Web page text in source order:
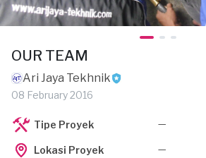
OUR TEAM
Ari Jaya Tekhnik
08 February 2016
Tipe Proyek —
Lokasi Proyek —